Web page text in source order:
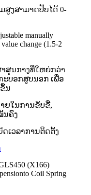
ສູງສາມາດປັບໄດ້ 0-
manually
change (1.5-2
ສູນກາງທີ່ໃຫຍ່ກວ່າ
ບອກສູບນອກ ເພື່ອ
ນ
ຍໃນການຂັບຂີ່,
ນຄົງ
ເວລາການຕິດຕັ້ງ